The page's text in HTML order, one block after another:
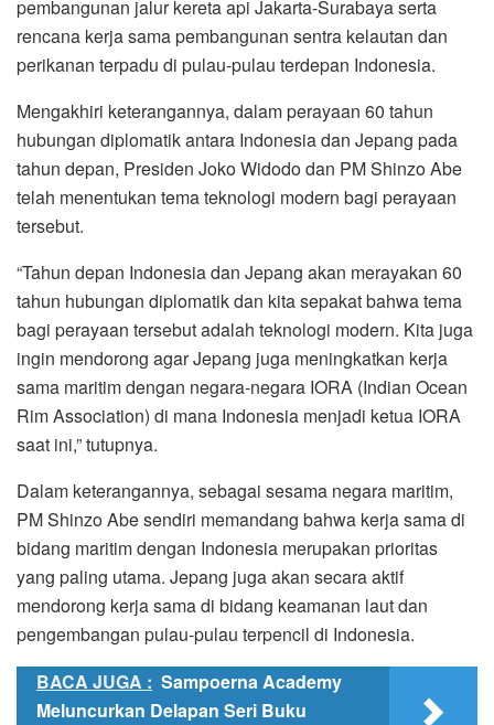
pembangunan jalur kereta api Jakarta-Surabaya serta
rencana kerja sama pembangunan sentra kelautan dan
perikanan terpadu di pulau-pulau terdepan Indonesia.
Mengakhiri keterangannya, dalam perayaan 60 tahun
hubungan diplomatik antara Indonesia dan Jepang pada
tahun depan, Presiden Joko Widodo dan PM Shinzo Abe
telah menentukan tema teknologi modern bagi perayaan
tersebut.
“Tahun depan Indonesia dan Jepang akan merayakan 60
tahun hubungan diplomatik dan kita sepakat bahwa tema
bagi perayaan tersebut adalah teknologi modern. Kita juga
ingin mendorong agar Jepang juga meningkatkan kerja
sama maritim dengan negara-negara IORA (Indian Ocean
Rim Association) di mana Indonesia menjadi ketua IORA
saat ini,” tutupnya.
Dalam keterangannya, sebagai sesama negara maritim,
PM Shinzo Abe sendiri memandang bahwa kerja sama di
bidang maritim dengan Indonesia merupakan prioritas
yang paling utama. Jepang juga akan secara aktif
mendorong kerja sama di bidang keamanan laut dan
pengembangan pulau-pulau terpencil di Indonesia.
BACA JUGA : Sampoerna Academy
Meluncurkan Delapan Seri Buku